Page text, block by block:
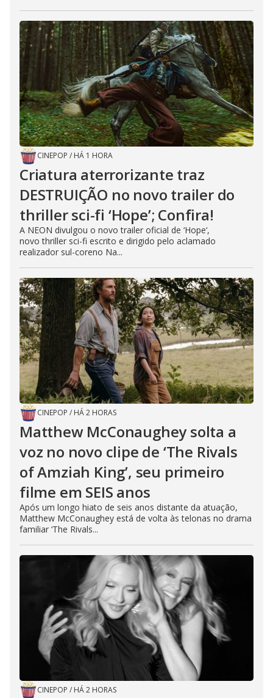
CINEPOP / HÁ 1 HORA
Criatura aterrorizante traz
DESTRUIÇÃO no novo trailer do
thriller sci-fi ‘Hope’; Confira!
A NEON divulgou o novo trailer oficial de ‘Hope‘,
novo thriller sci-fi escrito e dirigido pelo aclamado
realizador sul-coreno Na...
CINEPOP / HÁ 2 HORAS
Matthew McConaughey solta a
voz no novo clipe de ‘The Rivals
of Amziah King’, seu primeiro
filme em SEIS anos
Após um longo hiato de seis anos distante da atuação,
Matthew McConaughey está de volta às telonas no drama
familiar ‘The Rivals...
CINEPOP / HÁ 2 HORAS